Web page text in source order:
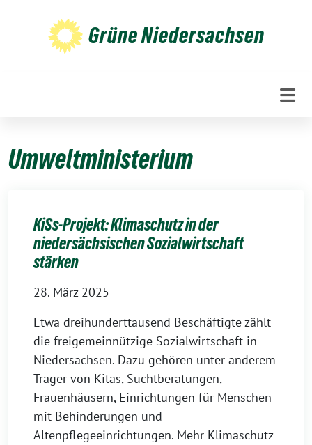
Grüne Niedersachsen
Umweltministerium
KiSs-Projekt: Klimaschutz in der
niedersächsischen Sozialwirtschaft
stärken
28. März 2025
Etwa dreihunderttausend Beschäftigte zählt
die freigemeinnützige Sozialwirtschaft in
Niedersachsen. Dazu gehören unter anderem
Träger von Kitas, Suchtberatungen,
Frauenhäusern, Einrichtungen für Menschen
mit Behinderungen und
Altenpflegeeinrichtungen. Mehr Klimaschutz